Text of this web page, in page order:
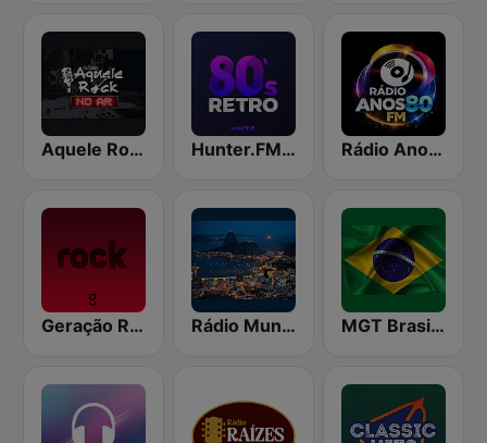
Aquele Rock Hunter.FM - 80s Retro Rádio Anos 80 FM - 80s Flashback Radio
Geração Rock Rádio Mundial FM Rio MGT Brasil Hits Sucesso Nacional